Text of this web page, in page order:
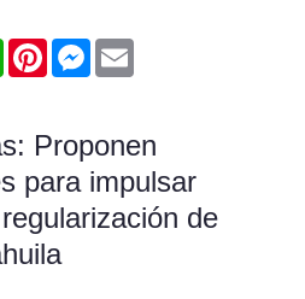
WhatsAppPinterestMessenger
Proponen
para impulsar
de